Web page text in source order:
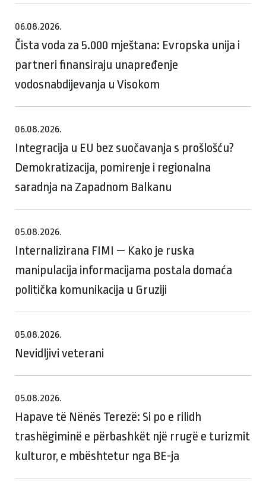
06.08.2026.
Čista voda za 5.000 mještana: Evropska unija i
partneri finansiraju unapređenje
vodosnabdijevanja u Visokom
06.08.2026.
Integracija u EU bez suočavanja s prošlošću?
Demokratizacija, pomirenje i regionalna
saradnja na Zapadnom Balkanu
05.08.2026.
Internalizirana FIMI — Kako je ruska
manipulacija informacijama postala domaća
politička komunikacija u Gruziji
05.08.2026.
Nevidljivi veterani
05.08.2026.
Hapave të Nënës Terezë: Si po e rilidh
trashëgiminë e përbashkët një rrugë e turizmit
kulturor, e mbështetur nga BE-ja